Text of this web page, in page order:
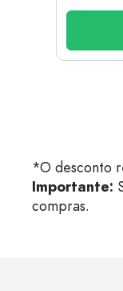
*O desconto
Importante:
compras.